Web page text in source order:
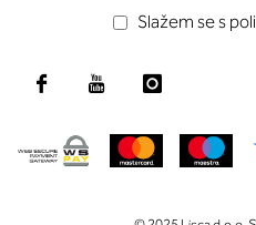
Slažem se s